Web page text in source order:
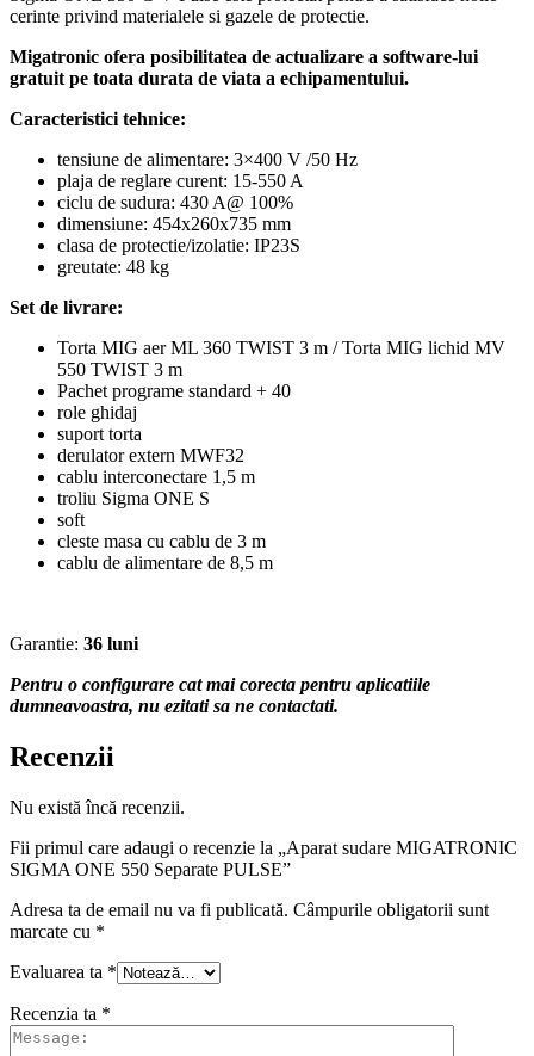
cerinte privind materialele si gazele de protectie.
Migatronic ofera posibilitatea de actualizare a software-lui
gratuit pe toata durata de viata a echipamentului.
Caracteristici tehnice:
tensiune de alimentare: 3×400 V /50 Hz
plaja de reglare curent: 15-550 A
ciclu de sudura: 430 A@ 100%
dimensiune: 454x260x735 mm
clasa de protectie/izolatie: IP23S
greutate: 48 kg
Set de livrare:
Torta MIG aer ML 360 TWIST 3 m / Torta MIG lichid MV
550 TWIST 3 m
Pachet programe standard + 40
role ghidaj
suport torta
derulator extern MWF32
cablu interconectare 1,5 m
troliu Sigma ONE S
soft
cleste masa cu cablu de 3 m
cablu de alimentare de 8,5 m
Garantie: 36 luni
Pentru o configurare cat mai corecta pentru aplicatiile
dumneavoastra, nu ezitati sa ne contactati.
Recenzii
Nu există încă recenzii.
Fii primul care adaugi o recenzie la „Aparat sudare MIGATRONIC
SIGMA ONE 550 Separate PULSE”
Adresa ta de email nu va fi publicată. Câmpurile obligatorii sunt
marcate cu *
Evaluarea ta *
Recenzia ta *